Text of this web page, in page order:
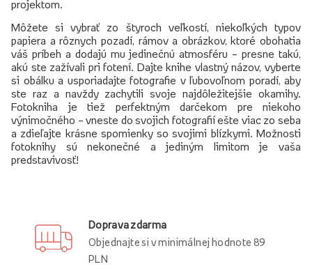
projektom.
Môžete si vybrať zo štyroch veľkostí, niekoľkých typov
papiera a rôznych pozadí, rámov a obrázkov, ktoré obohatia
váš príbeh a dodajú mu jedinečnú atmosféru – presne takú,
akú ste zažívali pri fotení. Dajte knihe vlastný názov, vyberte
si obálku a usporiadajte fotografie v ľubovoľnom poradí, aby
ste raz a navždy zachytili svoje najdôležitejšie okamihy.
Fotokniha je tiež perfektným darčekom pre niekoho
výnimočného – vneste do svojich fotografií ešte viac zo seba
a zdieľajte krásne spomienky so svojimi blízkymi. Možnosti
fotoknihy sú nekonečné a jediným limitom je vaša
predstavivosť!
Doprava zdarma
Objednajte si v minimálnej hodnote 89
PLN